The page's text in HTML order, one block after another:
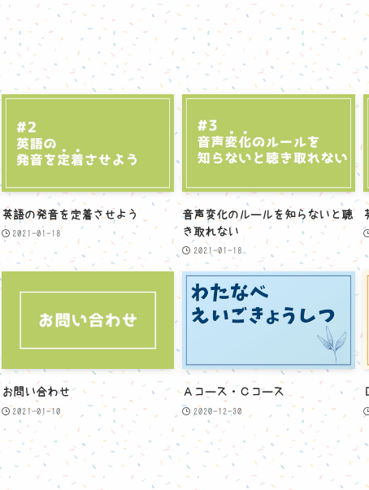
英語の発音を定着させよう
2021-01-18
音声変化のルールを知らないと聴
き取れない
2021-01-18
お問い合わせ
2021-01-10
Ａコース・Ｃコース
2020-12-30